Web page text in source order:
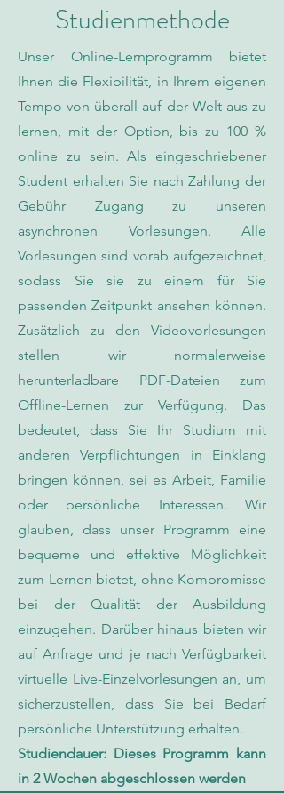
Studienmethode
Unser Online-Lernprogramm bietet
Ihnen die Flexibilität, in Ihrem eigenen
Tempo von überall auf der Welt aus zu
lernen, mit der Option, bis zu 100 %
online zu sein. Als eingeschriebener
Student erhalten Sie nach Zahlung der
Gebühr Zugang zu unseren
asynchronen Vorlesungen. Alle
Vorlesungen sind vorab aufgezeichnet,
sodass Sie sie zu einem für Sie
passenden Zeitpunkt ansehen können.
Zusätzlich zu den Videovorlesungen
stellen wir normalerweise
herunterladbare PDF-Dateien zum
Offline-Lernen zur Verfügung. Das
bedeutet, dass Sie Ihr Studium mit
anderen Verpflichtungen in Einklang
bringen können, sei es Arbeit, Familie
oder persönliche Interessen. Wir
glauben, dass unser Programm eine
bequeme und effektive Möglichkeit
zum Lernen bietet, ohne Kompromisse
bei der Qualität der Ausbildung
einzugehen. Darüber hinaus bieten wir
auf Anfrage und je nach Verfügbarkeit
virtuelle Live-Einzelvorlesungen an, um
sicherzustellen, dass Sie bei Bedarf
persönliche Unterstützung erhalten.
Studiendauer: Dieses Programm kann
in 2 Wochen abgeschlossen werden